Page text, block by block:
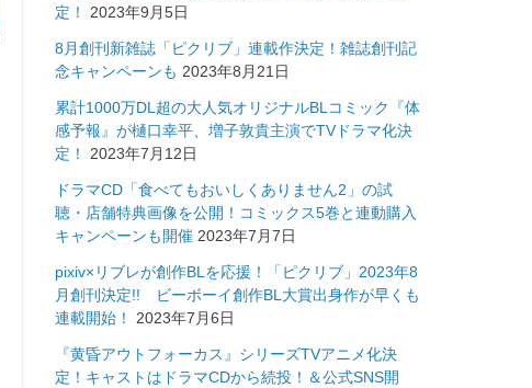
定！
2023年9月5日
8月創刊新雑誌「ピクリブ」連載作決定！雑誌創刊記
念キャンペーンも 2023年8月21日
累計1000万DL超の大人気オリジナルBLコミック『体
感予報』が樋口幸平、増子敦貴主演でTVドラマ化決
定！
2023年7月12日
ドラマCD「食べてもおいしくありません2」の試
聴・店舗特典画像を公開！コミックス5巻と連動購入
キャンペーンも開催 2023年7月7日
pixiv×リブレが創作BLを応援！「ピクリブ」2023年8
月創刊決定!! ビーボーイ創作BL大賞出身作が早くも
連載開始！
2023年7月6日
『黄昏アウトフォーカス』シリーズTVアニメ化決
定！キャストはドラマCDから続投！＆公式SNS開